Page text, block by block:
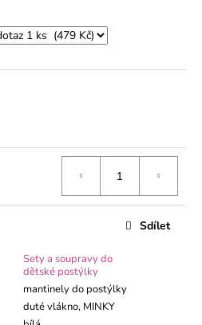
Sety a soupravy do
dětské postýlky
mantinely do postýlky
duté vlákno, MINKY
Sdílet